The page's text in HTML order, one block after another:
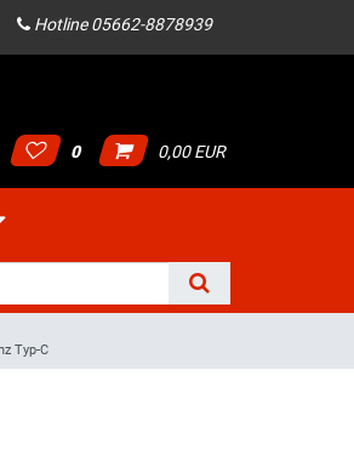
Hotline 05662-8878939
0 0,00 EUR
Typ-C